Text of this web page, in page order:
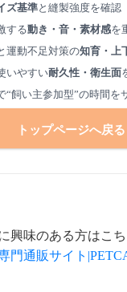
ズ基準と縫製強度を確認
する動き・音・素材感を
運動不足対策の知育・上
いやすい耐久性・衛生面
“飼い主参加型”の時間を
トップページへ戻る
興味のある方はこち
門通販サイト